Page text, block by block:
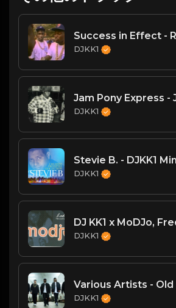
Success in Effect -
DJKK1
DJKK1
Stevie B. - DJKK1
DJKK1
DJKK1
DJKK1